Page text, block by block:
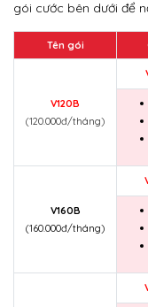
gói cước bên dưới để
Tên gói
V120B
(120.000đ/tháng)
V160B
(160.000đ/tháng)